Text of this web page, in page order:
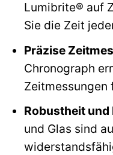
Lumibrite® auf
Sie die Zeit
Präzise
Chronograph
Zeitmessungen
Robustheit
und Glas sind